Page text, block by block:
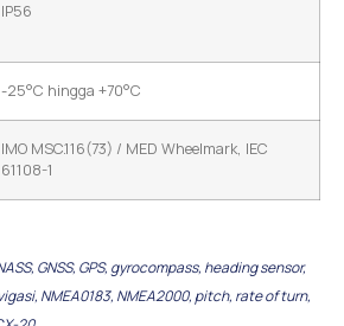
IP56
-25°C hingga +70°C
IMO MSC.116(73) / MED Wheelmark, IEC
61108-1
, GNSS, GPS, gyrocompass, heading sensor,
, NMEA0183, NMEA2000, pitch, rate of turn,